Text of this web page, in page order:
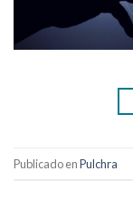
Publicado enPulchra